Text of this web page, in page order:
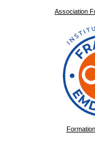
Association